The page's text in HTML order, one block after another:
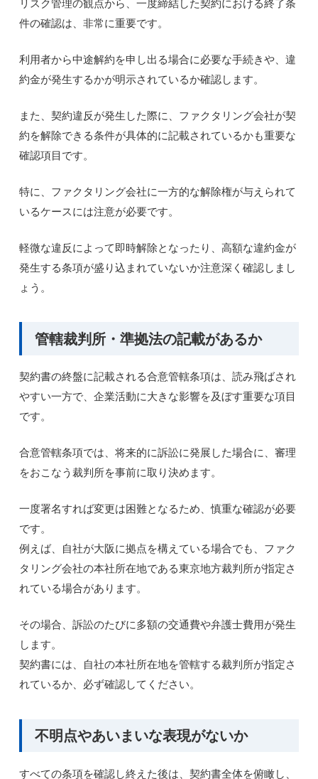
リスク管理の観点から、一度締結した契約における終了条
件の確認は、非常に重要です。
利用者から中途解約を申し出る場合に必要な手続きや、違
約金が発生するかが明示されているか確認します。
また、契約違反が発生した際に、ファクタリング会社が契
約を解除できる条件が具体的に記載されているかも重要な
確認項目です。
特に、ファクタリング会社に一方的な解除権が与えられて
いるケースには注意が必要です。
軽微な違反によって即時解除となったり、高額な違約金が
発生する条項が盛り込まれていないか注意深く確認しまし
ょう。
管轄裁判所・準拠法の記載があるか
契約書の終盤に記載される合意管轄条項は、読み飛ばされ
やすい一方で、企業活動に大きな影響を及ぼす重要な項目
です。
合意管轄条項では、将来的に訴訟に発展した場合に、審理
をおこなう裁判所を事前に取り決めます。
一度署名すれば変更は困難となるため、慎重な確認が必要
です。
例えば、自社が大阪に拠点を構えている場合でも、ファク
タリング会社の本社所在地である東京地方裁判所が指定さ
れている場合があります。
その場合、訴訟のたびに多額の交通費や弁護士費用が発生
します。
契約書には、自社の本社所在地を管轄する裁判所が指定さ
れているか、必ず確認してください。
不明点やあいまいな表現がないか
すべての条項を確認し終えた後は、契約書全体を俯瞰し、